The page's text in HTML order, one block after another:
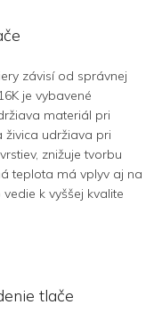
závisí od správnej
je vybavené
materiál pri
živica udržiava pri
znižuje tvorbu
teplota má vplyv aj na
k vyššej kvalite
tlače